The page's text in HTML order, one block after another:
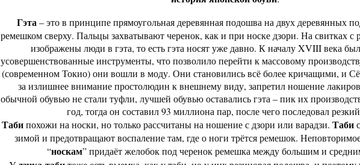
Гэта– это в принципе прямоугольная деревянная подошва на двух деревянных
ремешком сверху. Пальцы захватывают черенок, как и при носке дзори. На свитках с
изображены люди в гэта, то есть гэта носят уже давно. К началу XVIII века
усовершенствованные инструменты, что позволило перейти к массовому
(современном Токио) они вошли в моду. Они становились всё более кричащими, и
за излишнее внимание простолюдин к внешнему виду, запретил ношение
обычной обувью не стали туфли, лучшей обувью оставались гэта – пик их
год, тогда он составил 93 миллиона пар, после чего последовал
Табипохожи на носки, но только рассчитаны на ношение с дзори или варадзи. Таби
зимой и предотвращают воспаление там, где о ноги трётся ремешок.
“носкам” придаёт желобок под черенок ремешка между большим и